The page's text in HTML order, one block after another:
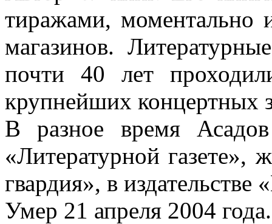
тиражами, моментально
магазинов.
почти 40 лет
крупнейших концертных
В разное время Асадов
«Литературной
гвардия», в издательстве
Умер 21 апреля 2004 года.